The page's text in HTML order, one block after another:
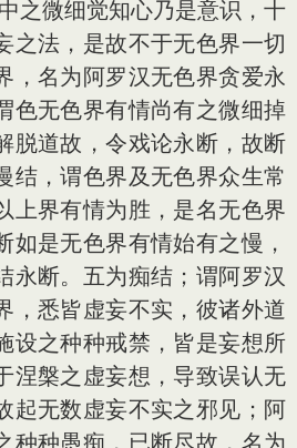
之微细觉知心乃是意识，十
之法，是故不于无色界一切
，名为阿罗汉无色界贪爱永
色无色界有情尚有之微细掉
脱道故，令戏论永断，故断
结，谓色界及无色界众生常
上界有情为胜，是名无色界
如是无色界有情始有之慢，
永断。五为痴结；谓阿罗汉
，悉皆虚妄不实，彼诸外道
设之种种戒禁，皆是妄想所
涅槃之虚妄想，导致误认无
起无数虚妄不实之邪见；阿
种种愚痴，已断尽故，名为